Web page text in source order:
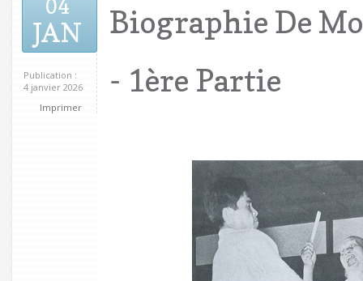
04
JAN
Publication :
4 janvier 2026
Imprimer
Biographie De
- 1ère Partie